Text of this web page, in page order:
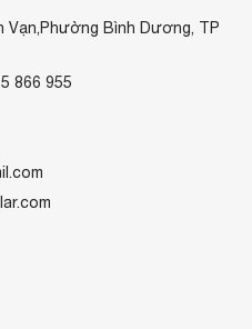
Vạn,Phường Bình Dương, TP
866 955